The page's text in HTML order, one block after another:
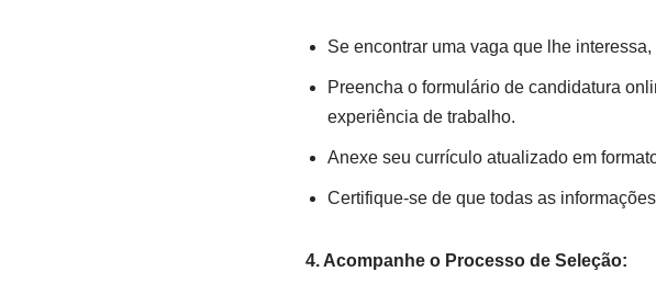
Se encontrar uma vaga que lhe
Preencha o formulário de candidatura
experiência de trabalho.
Anexe seu currículo atualizado em
Certifique-se de que todas as
4. Acompanhe o Processo de Seleção: